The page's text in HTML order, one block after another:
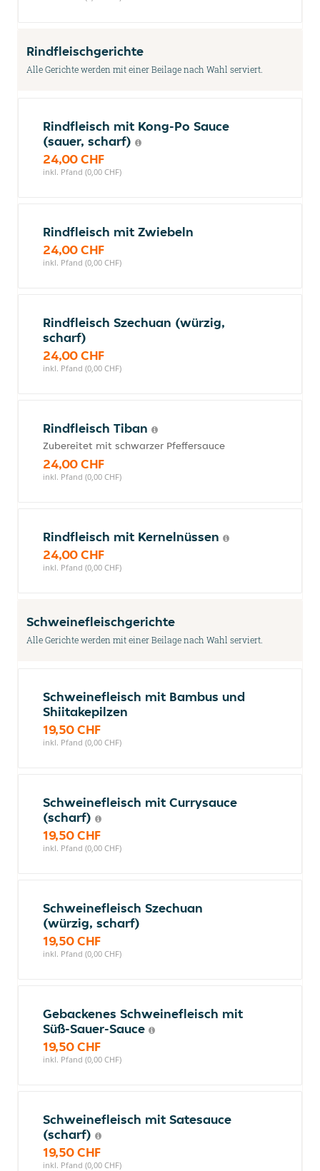
Rindfleischgerichte
Alle Gerichte werden mit einer Beilage nach Wahl serviert.
Rindfleisch mit Kong-Po Sauce
(sauer, scharf)
24,00 CHF
inkl. Pfand (0,00 CHF)
Rindfleisch mit Zwiebeln
24,00 CHF
inkl. Pfand (0,00 CHF)
Rindfleisch Szechuan (würzig,
scharf)
24,00 CHF
inkl. Pfand (0,00 CHF)
Rindfleisch Tiban
Zubereitet mit schwarzer Pfeffersauce
24,00 CHF
inkl. Pfand (0,00 CHF)
Rindfleisch mit Kernelnüssen
24,00 CHF
inkl. Pfand (0,00 CHF)
Schweinefleischgerichte
Alle Gerichte werden mit einer Beilage nach Wahl serviert.
Schweinefleisch mit Bambus und
Shiitakepilzen
19,50 CHF
inkl. Pfand (0,00 CHF)
Schweinefleisch mit Currysauce
(scharf)
19,50 CHF
inkl. Pfand (0,00 CHF)
Schweinefleisch Szechuan
(würzig, scharf)
19,50 CHF
inkl. Pfand (0,00 CHF)
Gebackenes Schweinefleisch mit
Süß-Sauer-Sauce
19,50 CHF
inkl. Pfand (0,00 CHF)
Schweinefleisch mit Satesauce
(scharf)
19,50 CHF
inkl. Pfand (0,00 CHF)